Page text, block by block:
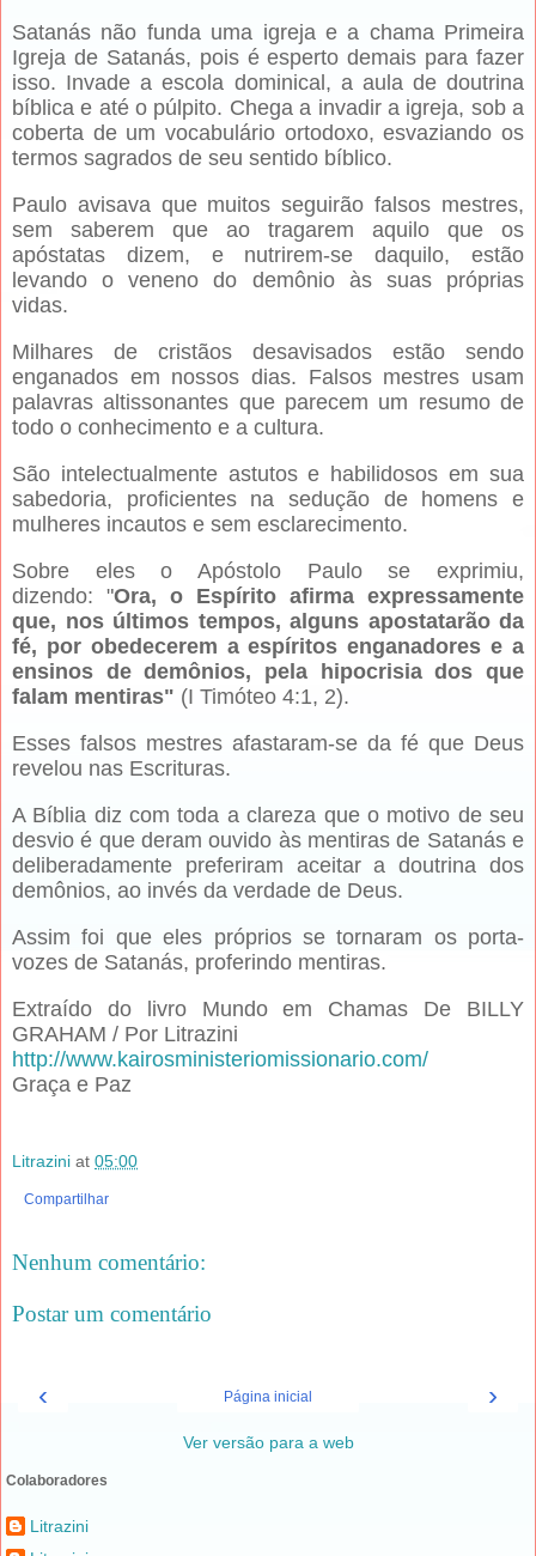
Satanás não funda uma igreja e a chama Primeira
Igreja de Satanás, pois é esperto demais para fazer
isso. Invade a escola dominical, a aula de doutrina
bíblica e até o púlpito. Chega a invadir a igreja, sob a
coberta de um vocabulário ortodoxo, esvaziando os
termos sagrados de seu sentido bíblico.
Paulo avisava que muitos seguirão falsos mestres,
sem saberem que ao tragarem aquilo que os
apóstatas dizem, e nutrirem-se daquilo, estão
levando o veneno do demônio às suas próprias
vidas.
Milhares de cristãos desavisados estão sendo
enganados em nossos dias. Falsos mestres usam
palavras altissonantes que parecem um resumo de
todo o conhecimento e a cultura.
São intelectualmente astutos e habilidosos em sua
sabedoria, proficientes na sedução de homens e
mulheres incautos e sem esclarecimento.
Sobre eles o Apóstolo Paulo se exprimiu,
dizendo: "Ora, o Espírito afirma expressamente
que, nos últimos tempos, alguns apostatarão da
fé, por obedecerem a espíritos enganadores e a
ensinos de demônios, pela hipocrisia dos que
falam mentiras" (I Timóteo 4:1, 2).
Esses falsos mestres afastaram-se da fé que Deus
revelou nas Escrituras.
A Bíblia diz com toda a clareza que o motivo de seu
desvio é que deram ouvido às mentiras de Satanás e
deliberadamente preferiram aceitar a doutrina dos
demônios, ao invés da verdade de Deus.
Assim foi que eles próprios se tornaram os porta-
vozes de Satanás, proferindo mentiras.
Extraído do livro Mundo em Chamas De BILLY
GRAHAM / Por Litrazini
http://www.kairosministeriomissionario.com/
Graça e Paz
Litrazini at 05:00
Compartilhar
Nenhum comentário:
Postar um comentário
‹ ›
Página inicial
Ver versão para a web
Colaboradores
Litrazini